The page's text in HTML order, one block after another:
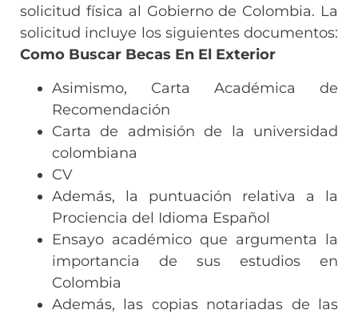
solicitud física al Gobierno de Colombia. La
solicitud incluye los siguientes documentos:
Como Buscar Becas En El Exterior
Asimismo, Carta Académica de
Recomendación
Carta de admisión de la universidad
colombiana
CV
Además, la puntuación relativa a la
Prociencia del Idioma Español
Ensayo académico que argumenta la
importancia de sus estudios en
Colombia
Además, las copias notariadas de las